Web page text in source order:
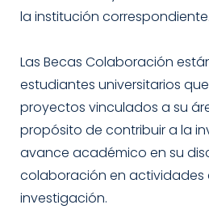
la institución correspondiente.
Las Becas Colaboración
estudiantes universitarios
proyectos vinculados a su
propósito de contribuir a la
avance académico en su
colaboración en actividades
investigación.